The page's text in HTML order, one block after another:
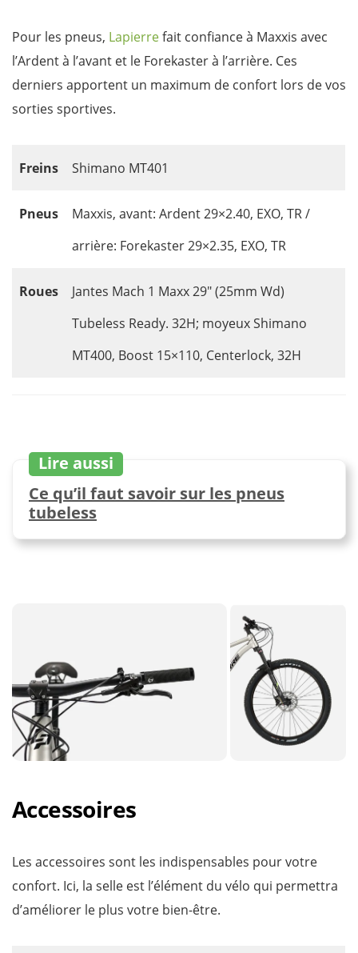
Pour les pneus, Lapierrefait confiance à Maxxis avec
l’Ardent à l’avant et le Forekaster à l’arrière. Ces
derniers apportent un maximum de confort lors de vos
sorties sportives.
Freins Shimano MT401
Pneus
Maxxis, avant: Ardent 29×2.40, EXO, TR /
arrière: Forekaster 29×2.35, EXO, TR
Roues
Jantes Mach 1 Maxx 29″ (25mm Wd)
Tubeless Ready. 32H; moyeux Shimano
MT400, Boost 15×110, Centerlock, 32H
Lire aussi
Ce qu’il faut savoir sur les pneus
tubeless
Accessoires
Les accessoires sont les indispensables pour votre
confort. Ici, la selle est l’élément du vélo qui permettra
d’améliorer le plus votre bien-être.